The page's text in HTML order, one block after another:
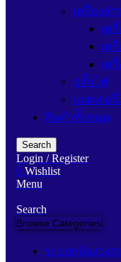
เครื่องสำ
เค
เค
เค
ปลั๊กไฟ
แบตเตอรี่
สินค้าทั้งหมด
Search
Login / Register
0 Wishlist
Menu
Search
Browse Categories
ระบบกล้องวงจ